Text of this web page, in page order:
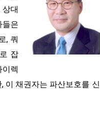
대
은
, 쿼
잡
렉
이 채권자는 파산보호를 신